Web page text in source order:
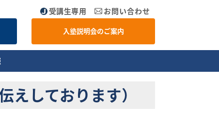
受講生専用 お問い合わせ
入塾説明会のご案内
しております）